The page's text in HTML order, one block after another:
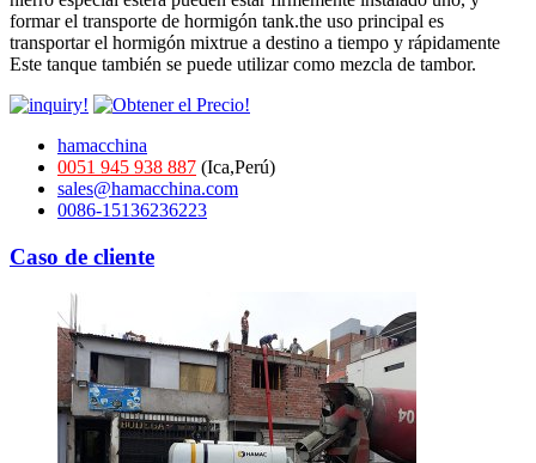
formar el transporte de hormigón tank.the uso principal es
transportar el hormigón mixtrue a destino a tiempo y rápidamente
Este tanque también se puede utilizar como mezcla de tambor.
hamacchina
0051 945 938 887 (Ica,Perú)
sales@hamacchina.com
0086-15136236223
Caso de cliente